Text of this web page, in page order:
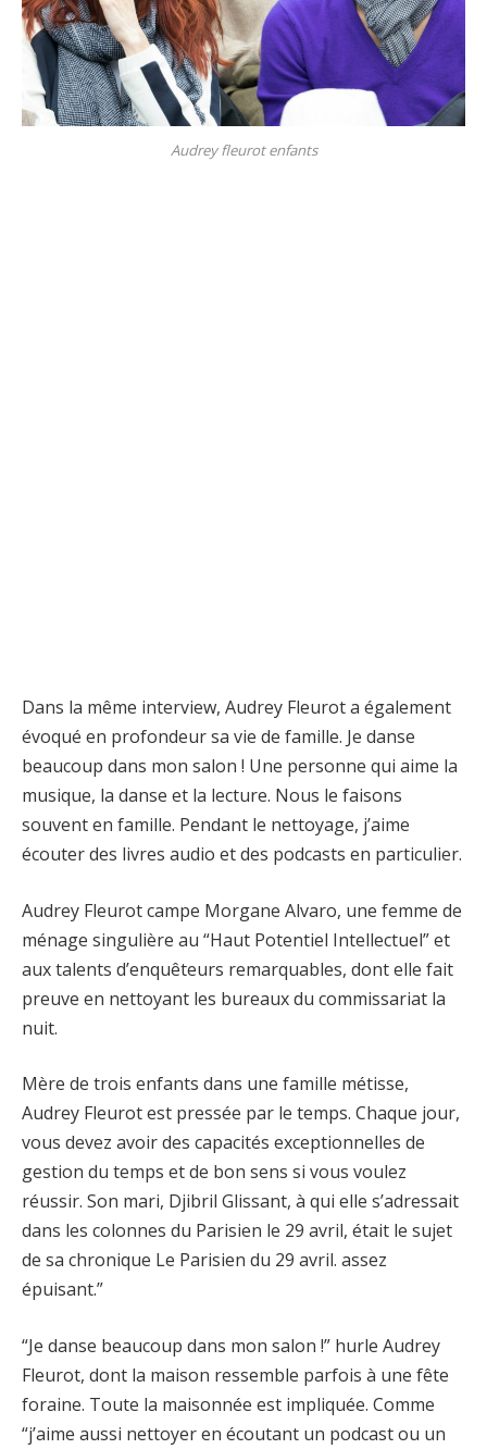
Audrey fleurot enfants
Dans la même interview, Audrey Fleurot a également
évoqué en profondeur sa vie de famille. Je danse
beaucoup dans mon salon ! Une personne qui aime la
musique, la danse et la lecture. Nous le faisons
souvent en famille. Pendant le nettoyage, j’aime
écouter des livres audio et des podcasts en particulier.
Audrey Fleurot campe Morgane Alvaro, une femme de
ménage singulière au “Haut Potentiel Intellectuel” et
aux talents d’enquêteurs remarquables, dont elle fait
preuve en nettoyant les bureaux du commissariat la
nuit.
Mère de trois enfants dans une famille métisse,
Audrey Fleurot est pressée par le temps. Chaque jour,
vous devez avoir des capacités exceptionnelles de
gestion du temps et de bon sens si vous voulez
réussir. Son mari, Djibril Glissant, à qui elle s’adressait
dans les colonnes du Parisien le 29 avril, était le sujet
de sa chronique Le Parisien du 29 avril. assez
épuisant.”
“Je danse beaucoup dans mon salon !” hurle Audrey
Fleurot, dont la maison ressemble parfois à une fête
foraine. Toute la maisonnée est impliquée. Comme
“j’aime aussi nettoyer en écoutant un podcast ou un